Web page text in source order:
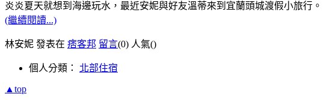
炎炎夏天就想到海邊玩水，最近安妮與好友溫蒂來到宜蘭頭城渡假小旅行。
(繼續閱讀...)
林安妮 發表在 痞客邦 留言(0) 人氣()
個人分類： 北部住宿
▲top